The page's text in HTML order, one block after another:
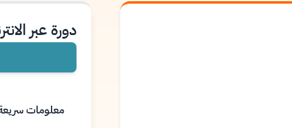
دورة عبر
معلومات